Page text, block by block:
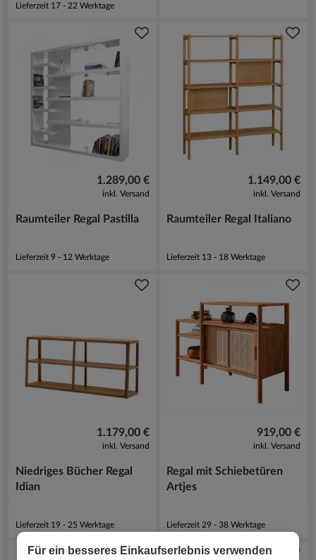
Für ein besseres Einkaufserlebnis verwenden
Lieferzeit 17 - 22 Werktage
1.289,00 €
inkl. Versand
Raumteiler Regal Pastilla
Lieferzeit 9 - 12 Werktage
1.149,00 €
inkl. Versand
Raumteiler Regal Italiano
Lieferzeit 13 - 18 Werktage
1.179,00 €
inkl. Versand
Niedriges Bücher Regal
Idian
Lieferzeit 19 - 25 Werktage
919,00 €
inkl. Versand
Regal mit Schiebetüren
Artjes
Lieferzeit 29 - 38 Werktage